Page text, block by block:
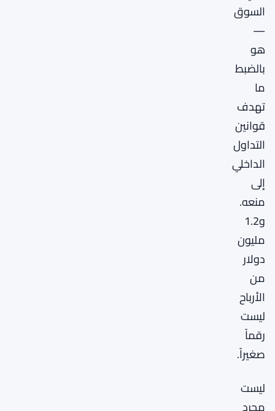
السوق
—
هو
بالضبط
ما
تهدف
قوانين
التداول
الداخلي
إلى
منعه.
و1.2
مليون
دولار
من
الأرباح
ليست
رقماً
صغيراً.
ليست
مجرد